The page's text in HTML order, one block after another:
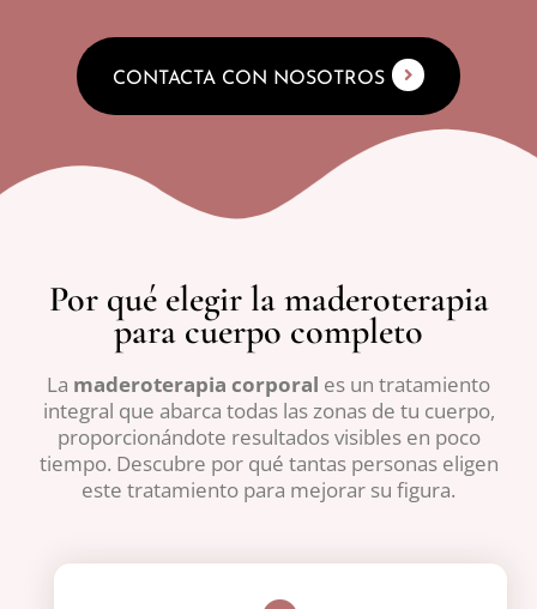
CONTACTA CON NOSOTROS
Por qué elegir la maderoterapia
para cuerpo completo
La maderoterapia corporal es un tratamiento
integral que abarca todas las zonas de tu cuerpo,
proporcionándote resultados visibles en poco
tiempo. Descubre por qué tantas personas eligen
este tratamiento para mejorar su figura.